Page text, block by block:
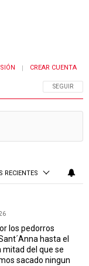
SIGA ESTA
SEGUIR
CREAR CUENTA
RECIENTES
los pedorros
hasta el
mitad del que se
sacado ningun